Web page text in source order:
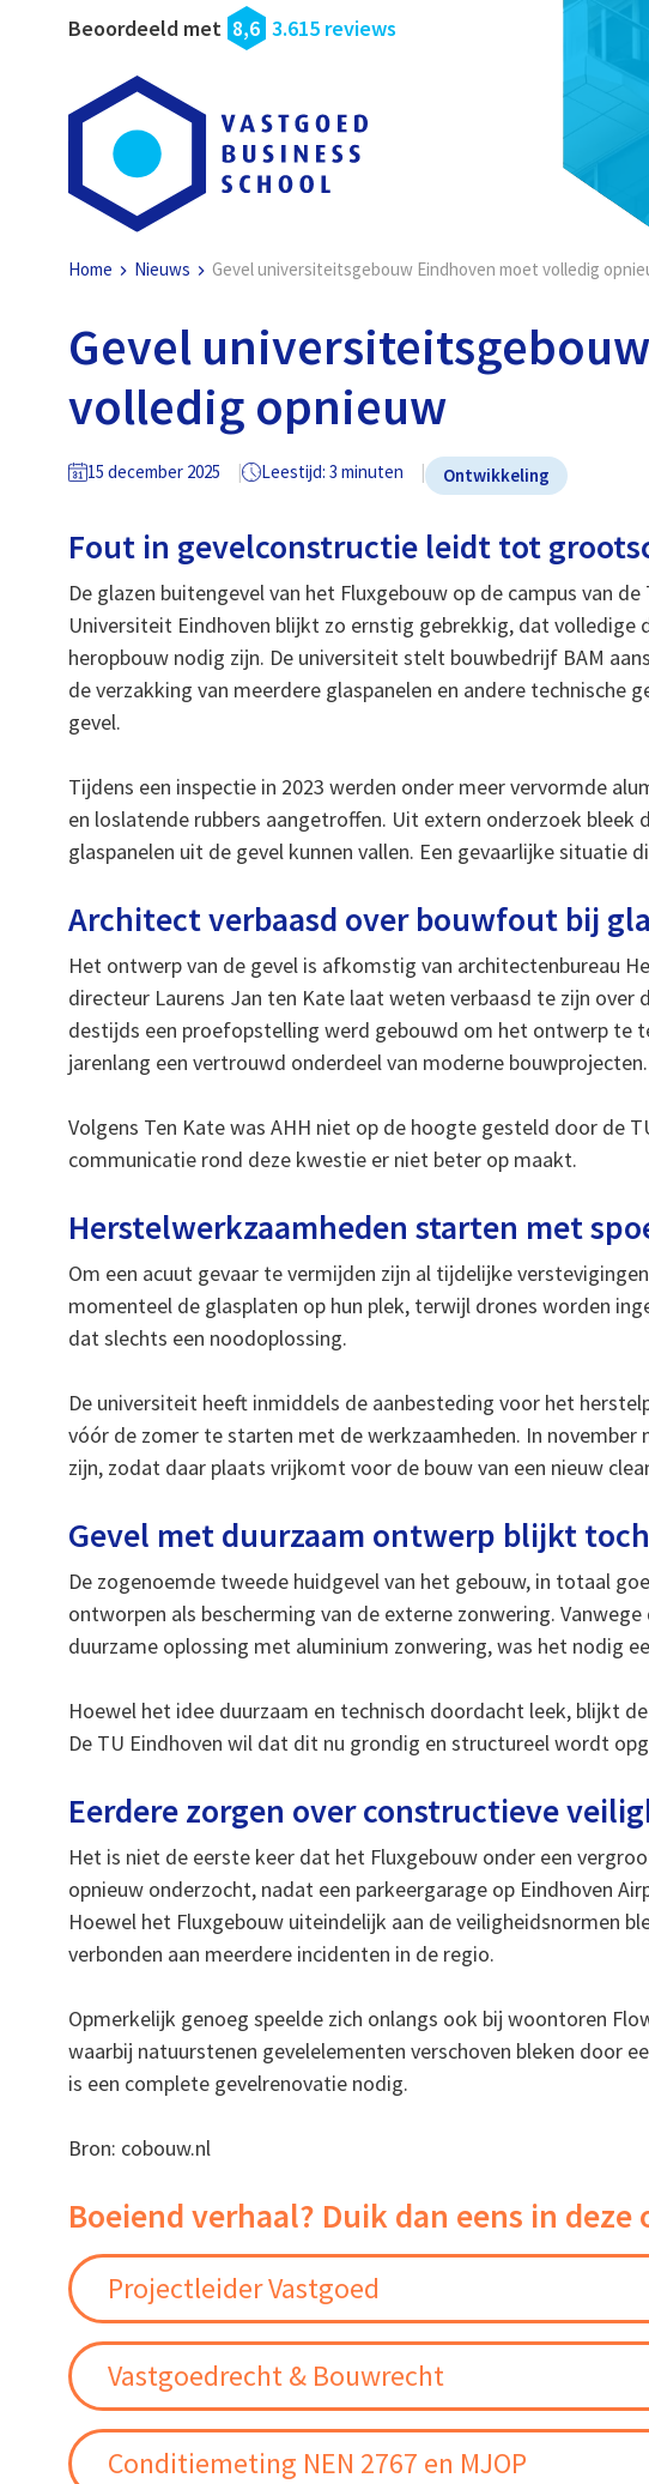
Beoordeeld met 8,6 3.615 reviews
Home Nieuws Gevel universiteitsgebouw Eindhoven moet volledig
Gevel
volledig opnieuw
15 december 2025 Leestijd: 3 minuten Ontwikkeling
Fout in gevelconstructie leidt tot
De glazen buitengevel van het Fluxgebouw op de campus van de
Universiteit Eindhoven blijkt zo ernstig gebrekkig, dat volledige
heropbouw nodig zijn. De universiteit stelt bouwbedrijf BAM
de verzakking van meerdere glaspanelen en andere technische
gevel.
Tijdens een inspectie in 2023 werden onder meer vervormde
en loslatende rubbers aangetroffen. Uit extern onderzoek bleek
glaspanelen uit de gevel kunnen vallen. Een gevaarlijke situatie
Architect verbaasd over bouwfout bij
Het ontwerp van de gevel is afkomstig van architectenbureau
directeur Laurens Jan ten Kate laat weten verbaasd te zijn
destijds een proefopstelling werd gebouwd om het ontwerp te
jarenlang een vertrouwd onderdeel van moderne bouwprojecten.
Volgens Ten Kate was AHH niet op de hoogte gesteld door de
communicatie rond deze kwestie er niet beter op maakt.
Herstelwerkzaamheden starten met
Om een acuut gevaar te vermijden zijn al tijdelijke
momenteel de glasplaten op hun plek, terwijl drones worden
dat slechts een noodoplossing.
De universiteit heeft inmiddels de aanbesteding voor het
vóór de zomer te starten met de werkzaamheden. In
zijn, zodat daar plaats vrijkomt voor de bouw van een nieuw
Gevel met duurzaam ontwerp blijkt
De zogenoemde tweede huidgevel van het gebouw, in totaal
ontworpen als bescherming van de externe zonwering.
duurzame oplossing met aluminium zonwering, was het nodig
Hoewel het idee duurzaam en technisch doordacht leek, blijkt
De TU Eindhoven wil dat dit nu grondig en structureel wordt
Eerdere zorgen over constructieve
Het is niet de eerste keer dat het Fluxgebouw onder een
opnieuw onderzocht, nadat een parkeergarage op Eindhoven
Hoewel het Fluxgebouw uiteindelijk aan de veiligheidsnormen
verbonden aan meerdere incidenten in de regio.
Opmerkelijk genoeg speelde zich onlangs ook bij woontoren
waarbij natuurstenen gevelelementen verschoven bleken door
is een complete gevelrenovatie nodig.
Bron: cobouw.nl
Boeiend verhaal? Duik dan eens in
Projectleider Vastgoed
Vastgoedrecht & Bouwrecht
Conditiemeting NEN 2767 en MJOP